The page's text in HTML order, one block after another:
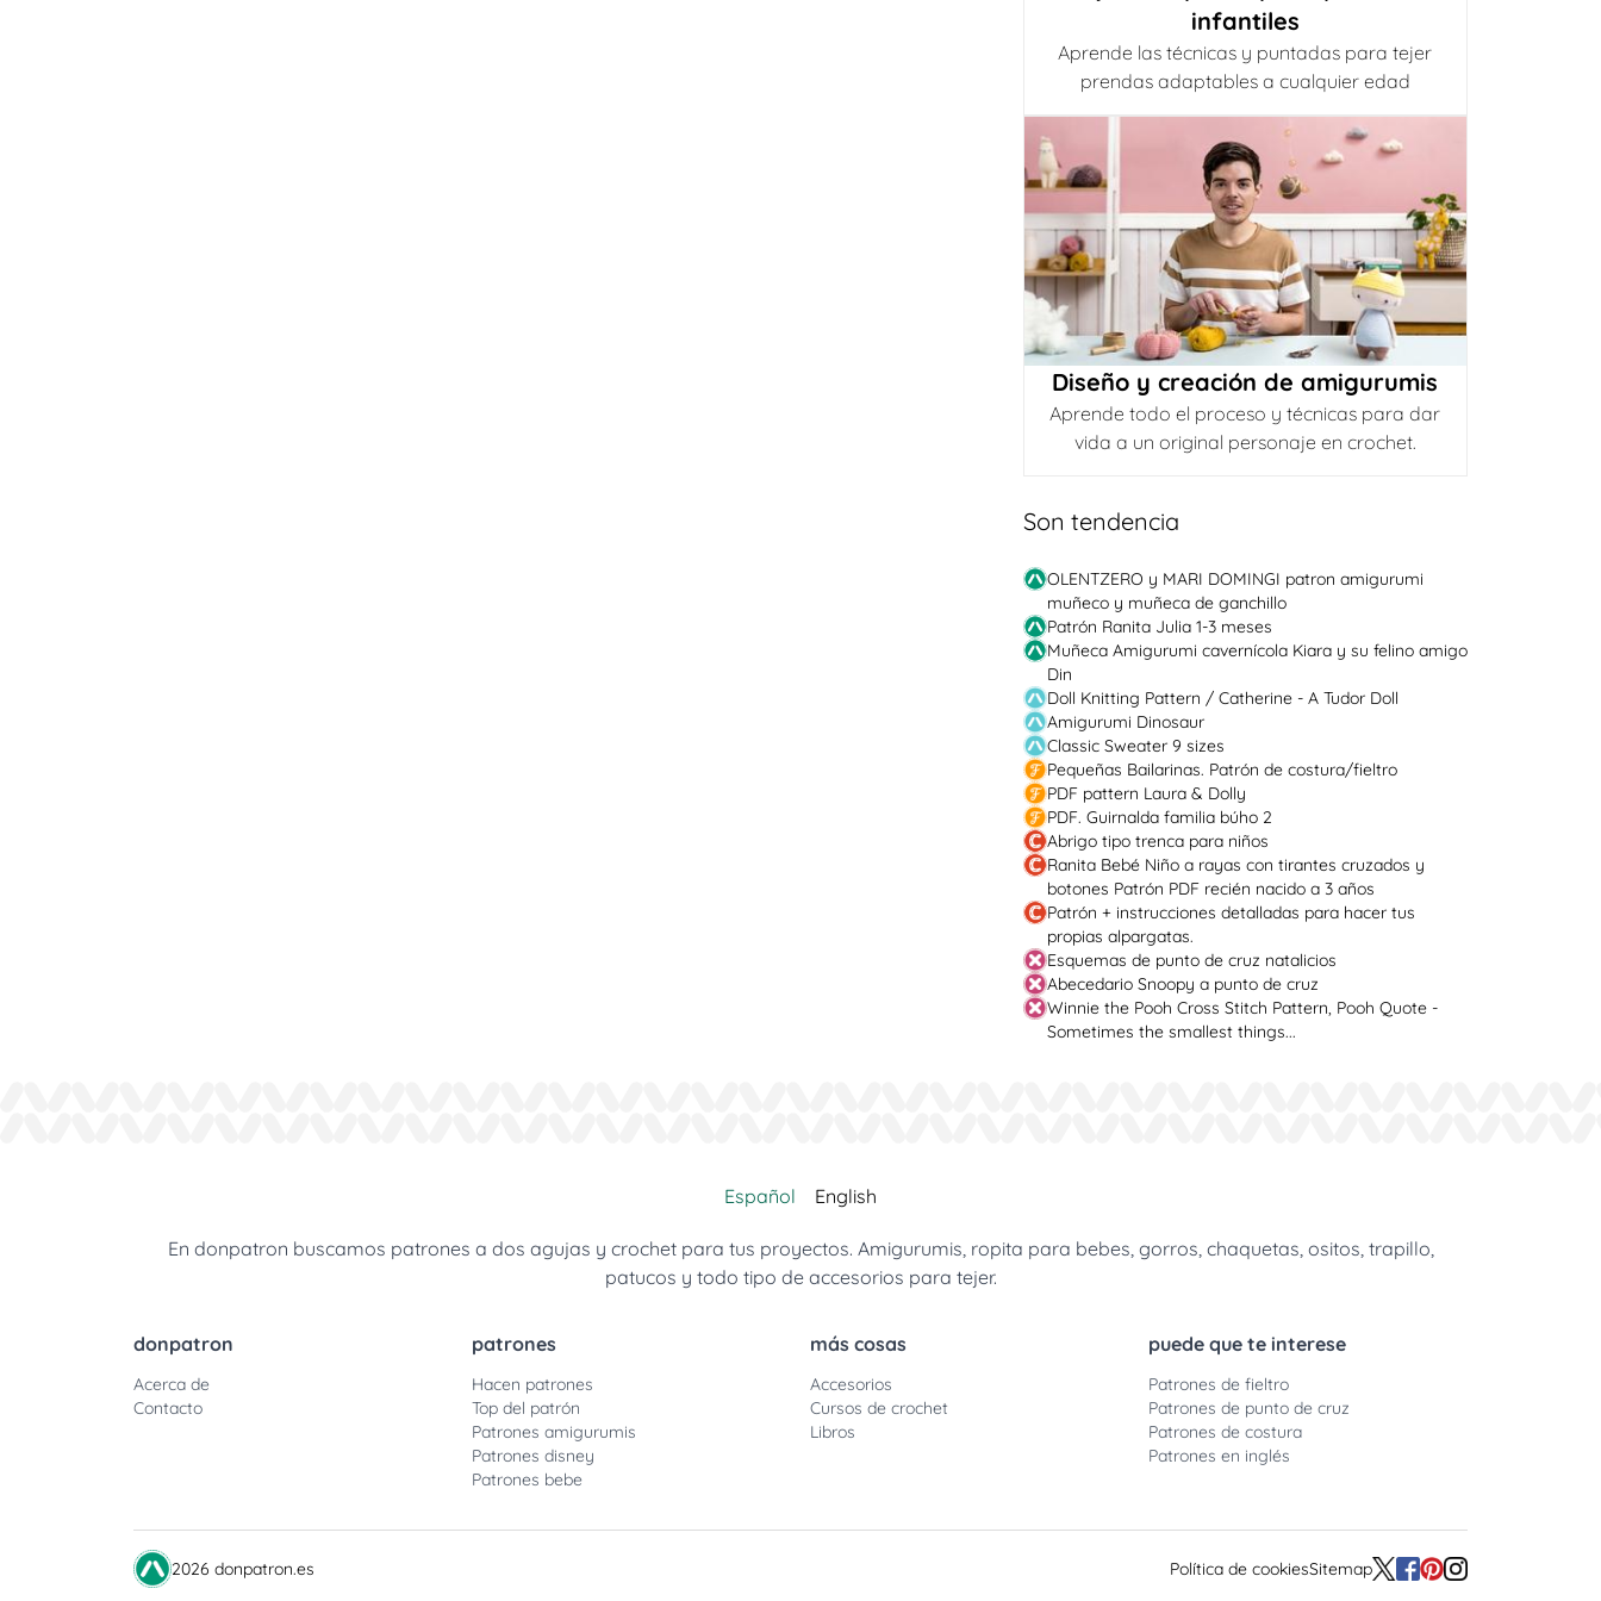
infantiles
Aprende las técnicas y puntadas para tejer
prendas adaptables a cualquier edad
Diseño y creación de amigurumis
Aprende todo el proceso y técnicas para dar
vida a un original personaje en crochet.
Son tendencia
OLENTZERO y MARI DOMINGI patron amigurumi
muñeco y muñeca de ganchillo
Patrón Ranita Julia 1-3 meses
Muñeca Amigurumi cavernícola Kiara y su felino amigo
Din
Doll Knitting Pattern / Catherine - A Tudor Doll
Amigurumi Dinosaur
Classic Sweater 9 sizes
Pequeñas Bailarinas. Patrón de costura/fieltro
PDF pattern Laura & Dolly
PDF. Guirnalda familia búho 2
Abrigo tipo trenca para niños
Ranita Bebé Niño a rayas con tirantes cruzados y
botones Patrón PDF recién nacido a 3 años
Patrón + instrucciones detalladas para hacer tus
propias alpargatas.
Esquemas de punto de cruz natalicios
Abecedario Snoopy a punto de cruz
Winnie the Pooh Cross Stitch Pattern, Pooh Quote -
Sometimes the smallest things...
Español English
En donpatron buscamos patrones a dos agujas y crochet para tus proyectos. Amigurumis, ropita para bebes, gorros, chaquetas, ositos, trapillo,
patucos y todo tipo de accesorios para tejer.
donpatron
Acerca de
Contacto
patrones
Hacen patrones
Top del patrón
Patrones amigurumis
Patrones disney
Patrones bebe
más cosas
Accesorios
Cursos de crochet
Libros
puede que te interese
Patrones de fieltro
Patrones de punto de cruz
Patrones de costura
Patrones en inglés
2026 donpatron.es Política de cookiesSitemap